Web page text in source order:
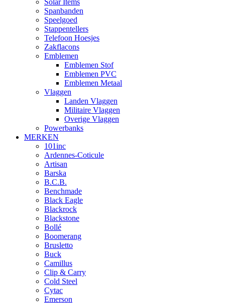
Spanbanden
Speelgoed
Stappentellers
Telefoon Hoesjes
Zakflacons
Emblemen
Emblemen Stof
Emblemen PVC
Emblemen Metaal
Vlaggen
Landen Vlaggen
Militaire Vlaggen
Overige Vlaggen
Powerbanks
MERKEN
101inc
Ardennes-Coticule
Artisan
Barska
B.C.B.
Benchmade
Black Eagle
Blackrock
Blackstone
Bollé
Boomerang
Brusletto
Buck
Camillus
Clip & Carry
Cold Steel
Cytac
Emerson